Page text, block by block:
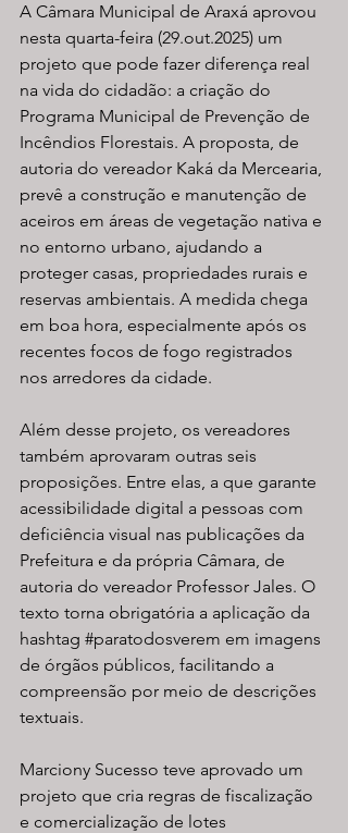
A Câmara Municipal de Araxá aprovou
nesta quarta-feira (29.out.2025) um
projeto que pode fazer diferença real
na vida do cidadão: a criação do
Programa Municipal de Prevenção de
Incêndios Florestais. A proposta, de
autoria do vereador Kaká da Mercearia,
prevê a construção e manutenção de
aceiros em áreas de vegetação nativa e
no entorno urbano, ajudando a
proteger casas, propriedades rurais e
reservas ambientais. A medida chega
em boa hora, especialmente após os
recentes focos de fogo registrados
nos arredores da cidade.
Além desse projeto, os vereadores
também aprovaram outras seis
proposições. Entre elas, a que garante
acessibilidade digital a pessoas com
deficiência visual nas publicações da
Prefeitura e da própria Câmara, de
autoria do vereador Professor Jales. O
texto torna obrigatória a aplicação da
hashtag #paratodosverem em imagens
de órgãos públicos, facilitando a
compreensão por meio de descrições
textuais.
Marciony Sucesso teve aprovado um
projeto que cria regras de fiscalização
e comercialização de lotes